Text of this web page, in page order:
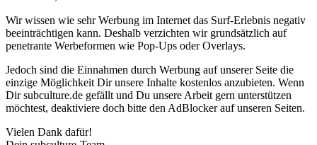
Wir wissen wie sehr Werbung im Internet das Surf-Erlebnis negativ
beeinträchtigen kann. Deshalb verzichten wir grundsätzlich auf
penetrante Werbeformen wie Pop-Ups oder Overlays.
Jedoch sind die Einnahmen durch Werbung auf unserer Seite die
einzige Möglichkeit Dir unsere Inhalte kostenlos anzubieten. Wenn
Dir subculture.de gefällt und Du unsere Arbeit gern unterstützen
möchtest, deaktiviere doch bitte den AdBlocker auf unseren Seiten.
Vielen Dank dafür!